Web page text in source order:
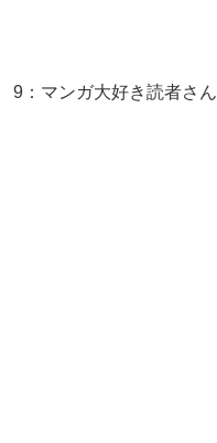
9 ： マンガ大好き読者さん